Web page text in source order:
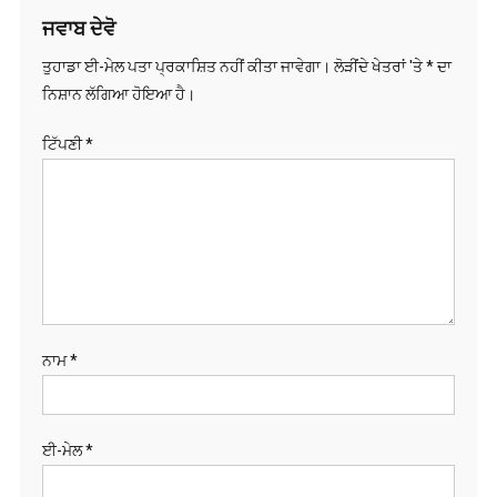
ਜਵਾਬ ਦੇਵੋ
ਤੁਹਾਡਾ ਈ-ਮੇਲ ਪਤਾ ਪ੍ਰਕਾਸ਼ਿਤ ਨਹੀਂ ਕੀਤਾ ਜਾਵੇਗਾ। ਲੋੜੀਂਦੇ ਖੇਤਰਾਂ 'ਤੇ*ਦਾ
ਨਿਸ਼ਾਨ ਲੱਗਿਆ ਹੋਇਆ ਹੈ।
ਟਿੱਪਣੀ*
ਨਾਮ*
ਈ-ਮੇਲ*